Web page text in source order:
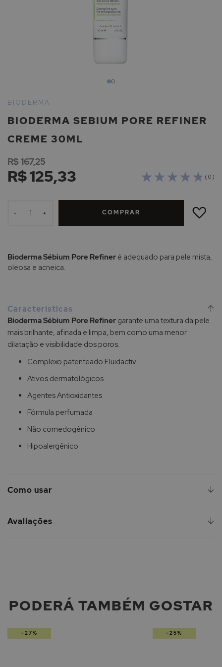
para
início
Galeria
imagens
BIODERMA SEBIUM PORE REFINER
CREME 30ML
BIODERMA
( 0 )
R$ 125,33
R$ 167,25
- + COMPRAR
ADICIONAR
LISTA
Bioderma Sébium Pore Refiner é adequado para pele mista,
oleosa e acneica.
Características
Bioderma Sébium Pore Refiner garante uma textura da pele
mais brilhante, afinada e limpa, bem como uma menor
dilatação e visibilidade dos poros.
Complexo patenteado Fluidactiv
Ativos dermatológicos
Agentes Antioxidantes
Fórmula perfumada
Não comedogênico
Hipoalergênico
Como usar
Avaliações
PODERÁ TAMBÉM GOSTAR
-27% -25%